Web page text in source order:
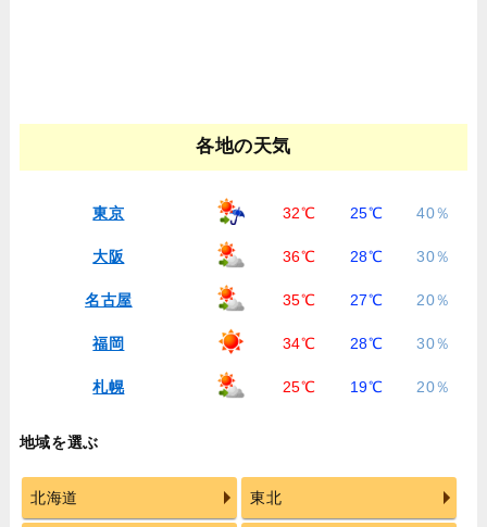
各地の天気
東京 32℃ 25℃ 40％
大阪 36℃ 28℃ 30％
名古屋 35℃ 27℃ 20％
福岡 34℃ 28℃ 30％
札幌 25℃ 19℃ 20％
地域を選ぶ
北海道 東北